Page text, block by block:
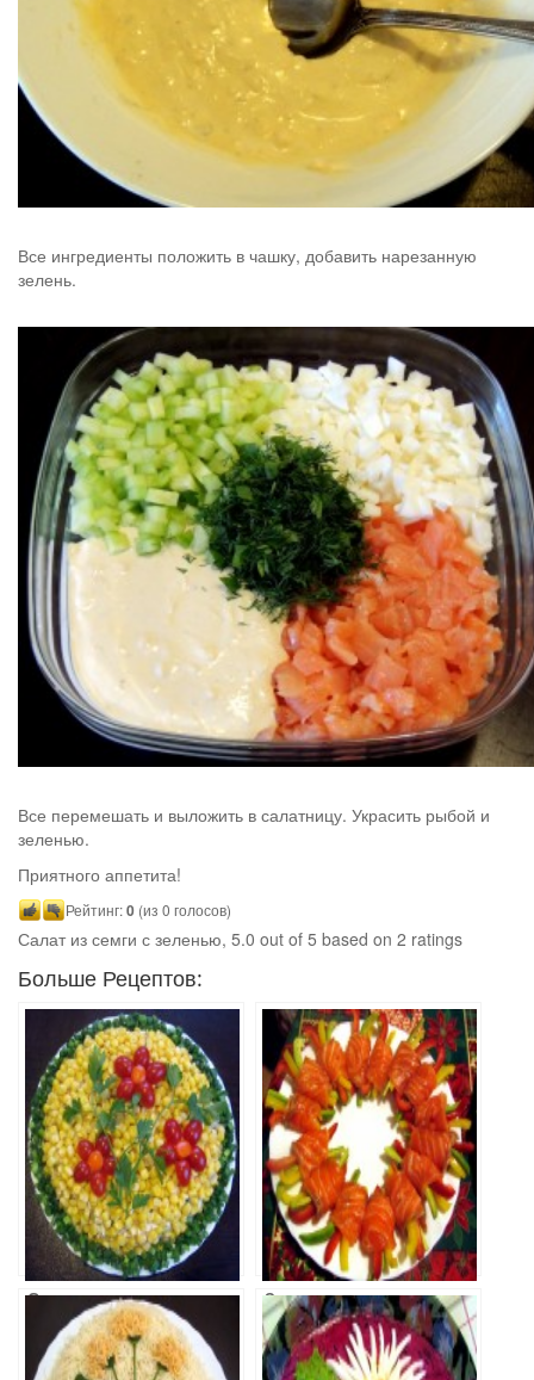
Все ингредиенты положить в чашку, добавить нарезанную
зелень.
Все перемешать и выложить в салатницу. Украсить рыбой и
зеленью.
Приятного аппетита!
Рейтинг:0 (из 0 голосов)
Салат из семги с зеленью, 5.0 out of 5 based on 2 ratings
Больше Рецептов:
Салат с тунцом
Закуска из
соленой семги